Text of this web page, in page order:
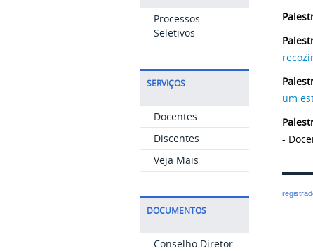
Processos
Seletivos
SERVIÇOS
Docentes
Discentes
Veja Mais
DOCUMENTOS
Conselho Diretor
um
-